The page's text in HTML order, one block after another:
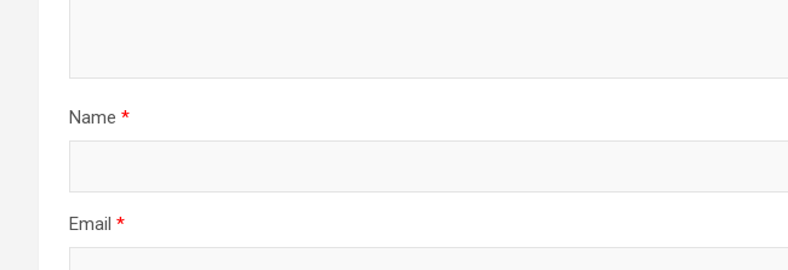
Name *
Email *